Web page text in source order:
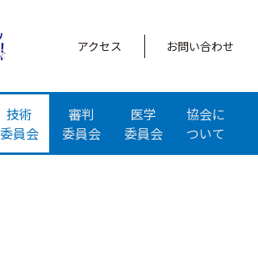
アクセス お問い合わせ
技術
委員会
審判
委員会
医学
委員会
協会に
ついて